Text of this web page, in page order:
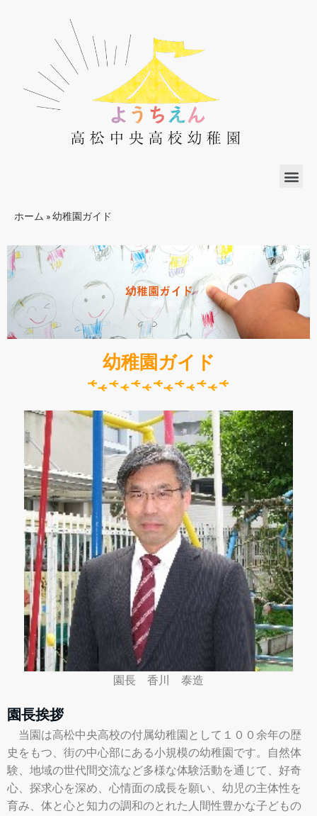
ホーム »幼稚園ガイド
幼稚園ガイド
園長 香川 泰造
園長挨拶
当園は高松中央高校の付属幼稚園として１００余年の歴
史をもつ、街の中心部にある小規模の幼稚園です。自然体
験、地域の世代間交流など多様な体験活動を通じて、好奇
心、探求心を深め、心情面の成長を願い、幼児の主体性を
育み、体と心と知力の調和のとれた人間性豊かな子どもの